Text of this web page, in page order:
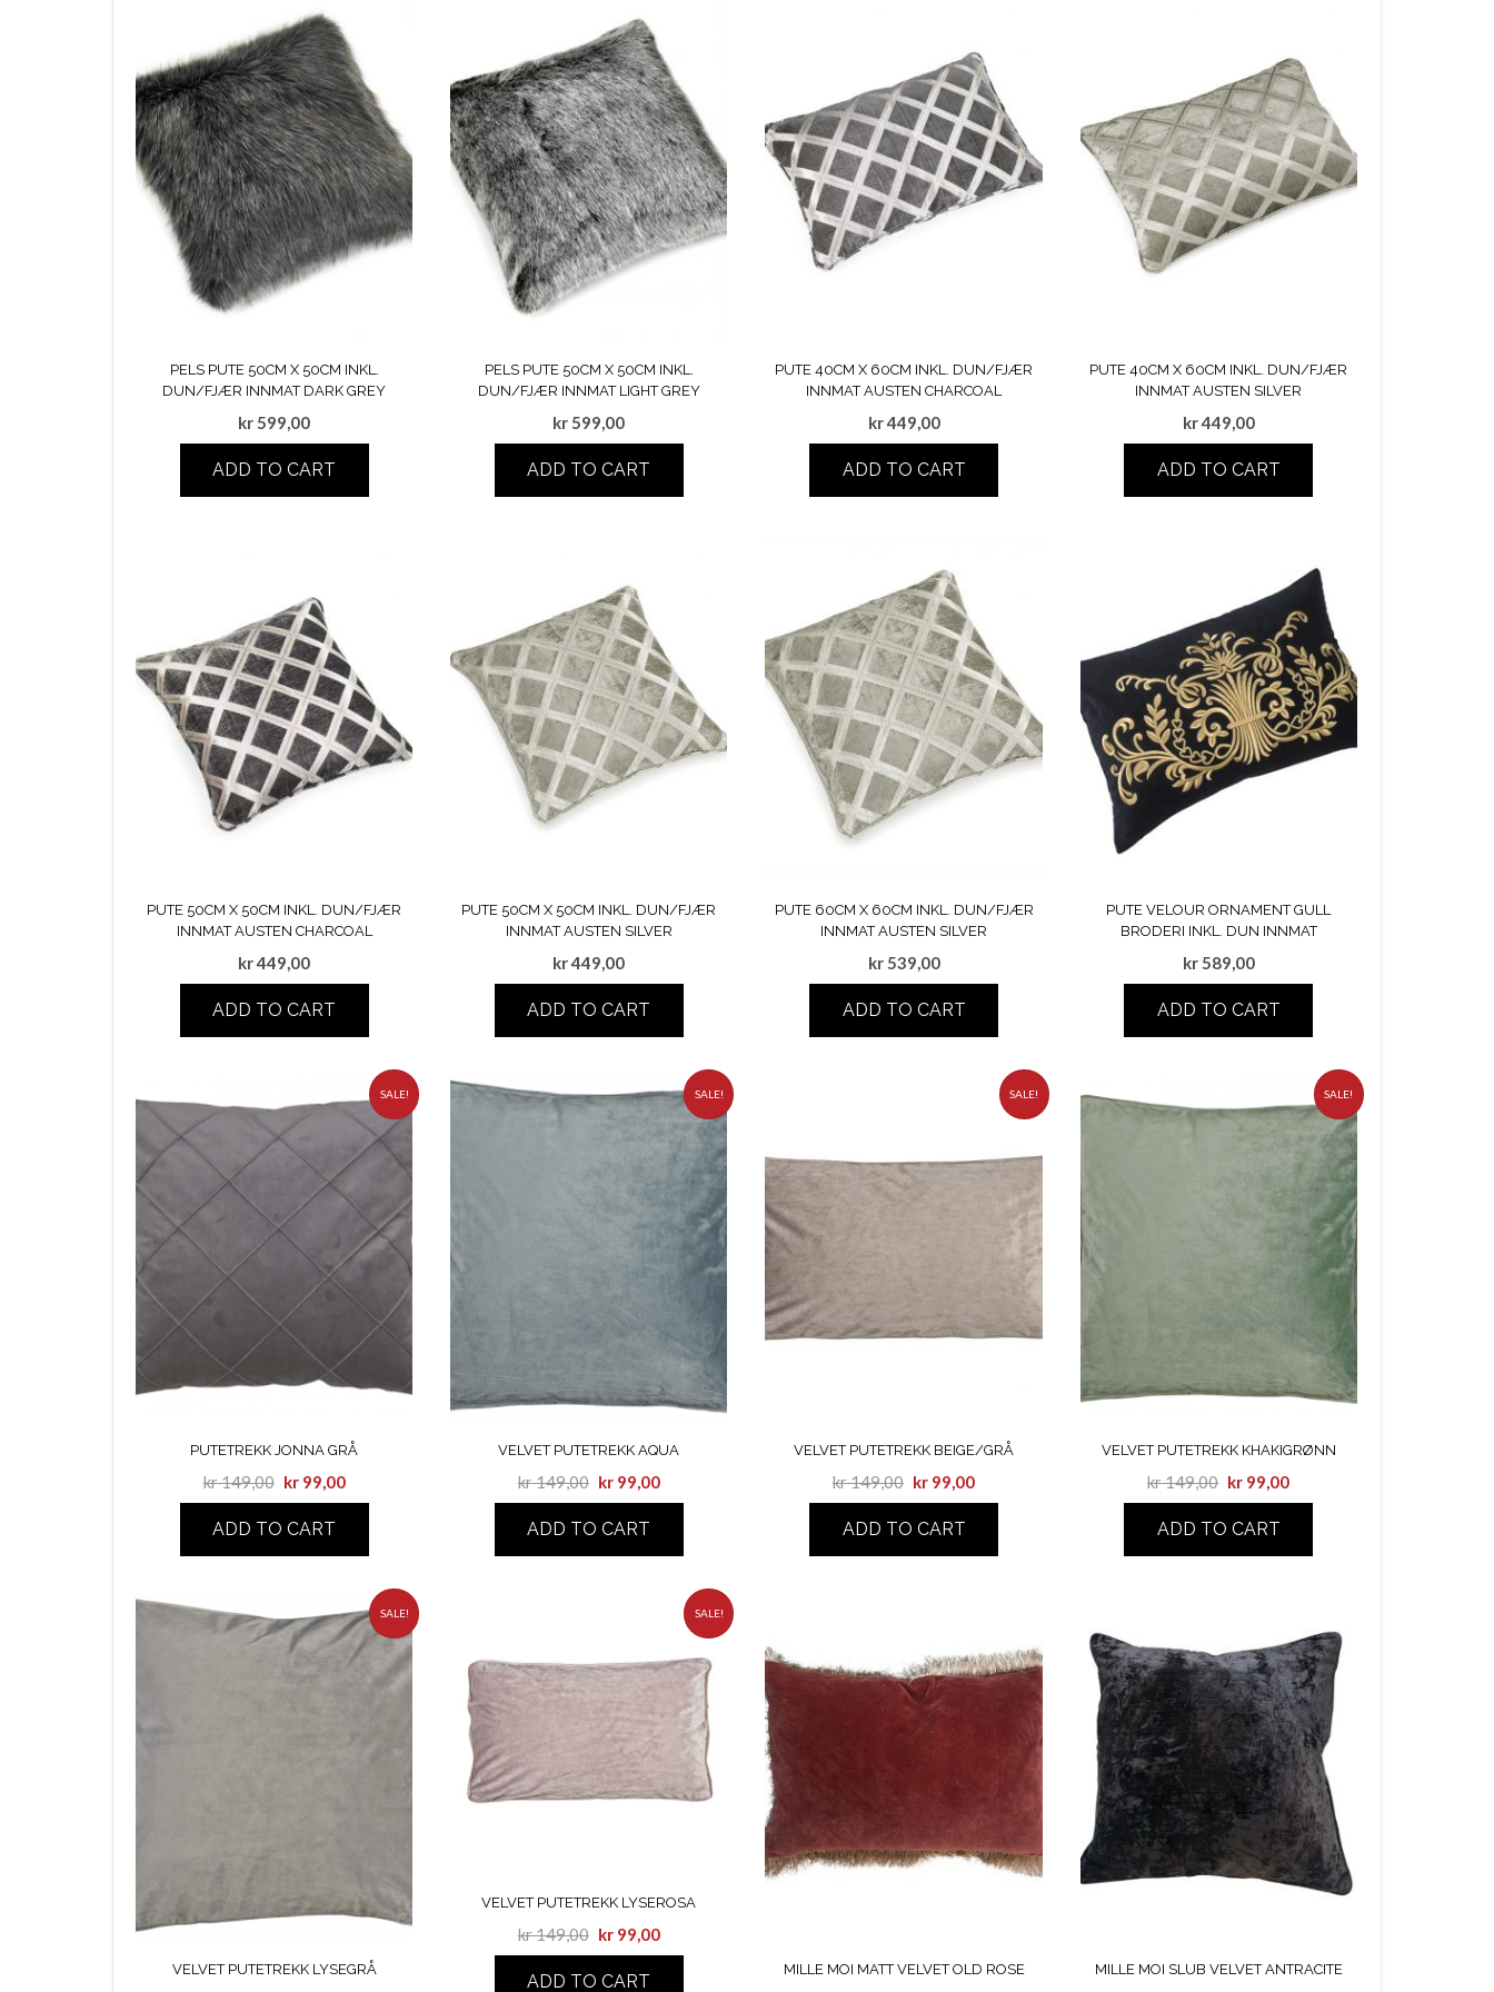
PELS PUTE 50CM X 50CM INKL.
DUN/FJÆR INNMAT DARK GREY
kr 599,00
ADD TO CART
PELS PUTE 50CM X 50CM INKL.
DUN/FJÆR INNMAT LIGHT GREY
kr 599,00
ADD TO CART
PUTE 40CM X 60CM INKL. DUN/FJÆR
INNMAT AUSTEN CHARCOAL
kr449,00
ADD TO CART
PUTE 40CM X 60CM INKL. DUN/FJÆR
INNMAT AUSTEN SILVER
kr449,00
ADD TO CART
PUTE 50CM X 50CM INKL. DUN/FJÆR
INNMAT AUSTEN CHARCOAL
kr449,00
ADD TO CART
PUTE 50CM X 50CM INKL. DUN/FJÆR
INNMAT AUSTEN SILVER
kr449,00
ADD TO CART
PUTE 60CM X 60CM INKL. DUN/FJÆR
INNMAT AUSTEN SILVER
kr539,00
ADD TO CART
PUTE VELOUR ORNAMENT GULL
BRODERI INKL. DUN INNMAT
kr589,00
ADD TO CART
SALE!
PUTETREKK JONNA GRÅ
kr149,00 kr99,00
ADD TO CART
SALE!
VELVET PUTETREKK AQUA
kr149,00 kr99,00
ADD TO CART
SALE!
VELVET PUTETREKK BEIGE/GRÅ
kr149,00 kr 99,00
ADD TO CART
SALE!
VELVET PUTETREKK KHAKIGRØNN
kr149,00 kr 99,00
ADD TO CART
SALE!
VELVET PUTETREKK LYSEGRÅ
SALE!
VELVET PUTETREKK LYSEROSA
kr149,00 kr99,00
ADD TO CART
MILLE MOI MATT VELVET OLD ROSE MILLE MOI SLUB VELVET ANTRACITE